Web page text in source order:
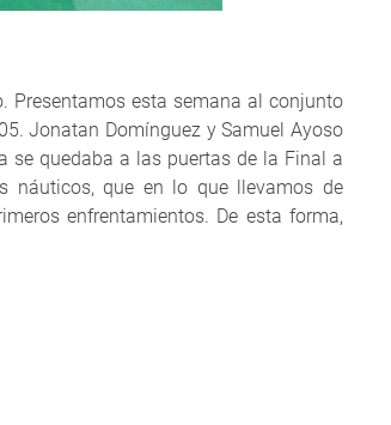
Presentamos esta semana al conjunto
Jonatan Domínguez y Samuel Ayoso
se quedaba a las puertas de la Final a
náuticos, que en lo que llevamos de
enfrentamientos. De esta forma,